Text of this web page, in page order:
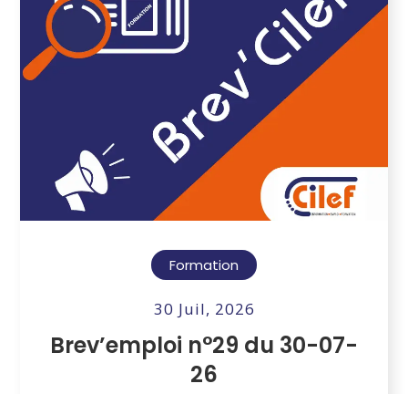
Formation
30 Juil, 2026
Brev’emploi n°29 du 30-07-
26